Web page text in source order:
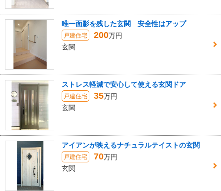
唯一面影を残した玄関 安全性はアップ
戸建住宅 200万円
玄関
ストレス軽減で安心して使える玄関ドア
戸建住宅 35万円
玄関
アイアンが映えるナチュラルテイストの玄関
戸建住宅 70万円
玄関